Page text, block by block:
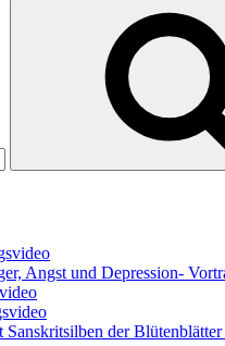
Angst und Depression-
der